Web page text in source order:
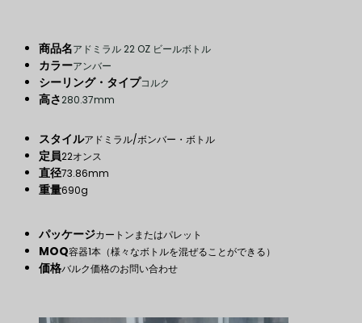
商品名アドミラル 22 OZ ビールボトル
カラーアンバー
シーリング・タイプコルク
高さ280.37mm
スタイルアドミラル/ボンバー・ボトル
定員22オンス
直径73.86mm
重量690g
パッケージカートンまたはパレット
MOQ容器1本（様々なボトルを混ぜることができる）
価格バルク価格のお問い合わせ